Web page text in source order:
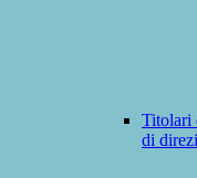
Titolari
di